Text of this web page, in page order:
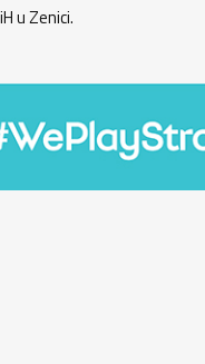
u Zenici.